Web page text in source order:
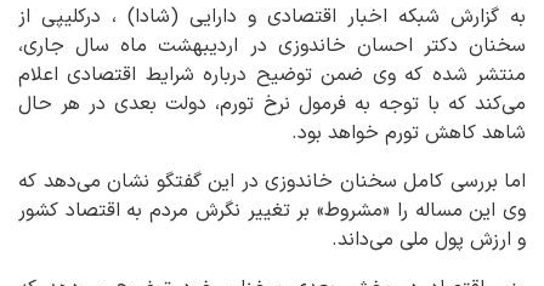
به گزارش شبکه اخبار اقتصادی و دارایی (شادا) ، درکلیپی از
سخنان دکتر احسان خاندوزی در اردیبهشت ماه سال جاری،
منتشر شده که وی ضمن توضیح درباره شرایط اقتصادی اعلام
می‌کند که با توجه به فرمول نرخ تورم، دولت بعدی در هر حال
شاهد کاهش تورم خواهد بود.
اما بررسی کامل سخنان خاندوزی در این گفتگو نشان می‌دهد که
وی این مساله را «مشروط» بر تغییر نگرش مردم به اقتصاد کشور
و ارزش پول ملی می‌داند.